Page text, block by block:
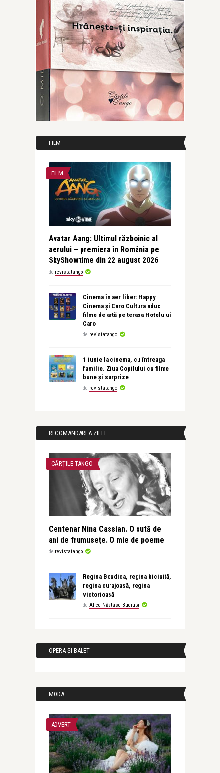
FILM
FILM
Avatar Aang: Ultimul războinic al
aerului – premiera în România pe
SkyShowtime din 22 august 2026
de revistatango
Cinema în aer liber: Happy
Cinema și Caro Cultura aduc
filme de artă pe terasa Hotelului
Caro
de revistatango
1 iunie la cinema, cu întreaga
familie. Ziua Copilului cu filme
bune și surprize
de revistatango
RECOMANDAREA ZILEI
CĂRȚILE TANGO
Centenar Nina Cassian. O sută de
ani de frumusețe. O mie de poeme
de revistatango
Regina Boudica, regina biciuită,
regina curajoasă, regina
victorioasă
de Alice Năstase Buciuta
OPERA ȘI BALET
MODA
ADVERT